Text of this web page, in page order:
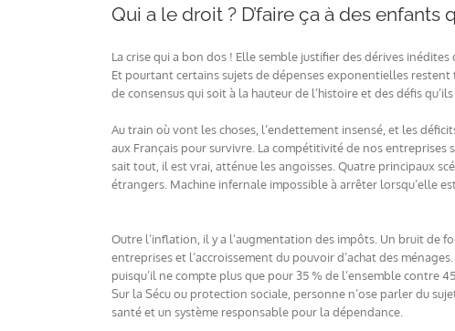
Qui a le droit ? D’faire ça à des
La crise qui a bon dos ! Elle semble justifier des dérives
Et pourtant certains sujets de dépenses exponentielles
de consensus qui soit à la hauteur de l’histoire et des défis
Au train où vont les choses, l’endettement insensé, et les
aux Français pour survivre. La compétitivité de nos entreprises
sait tout, il est vrai, atténue les angoisses. Quatre principaux
étrangers. Machine infernale impossible à arrêter lorsqu’elle
Outre l’inflation, il y a l’augmentation des impôts. Un bruit de
entreprises et l’accroissement du pouvoir d’achat des
puisqu’il ne compte plus que pour 35 % de l’ensemble contre
Sur la Sécu ou protection sociale, personne n’ose parler du
santé et un système responsable pour la dépendance.